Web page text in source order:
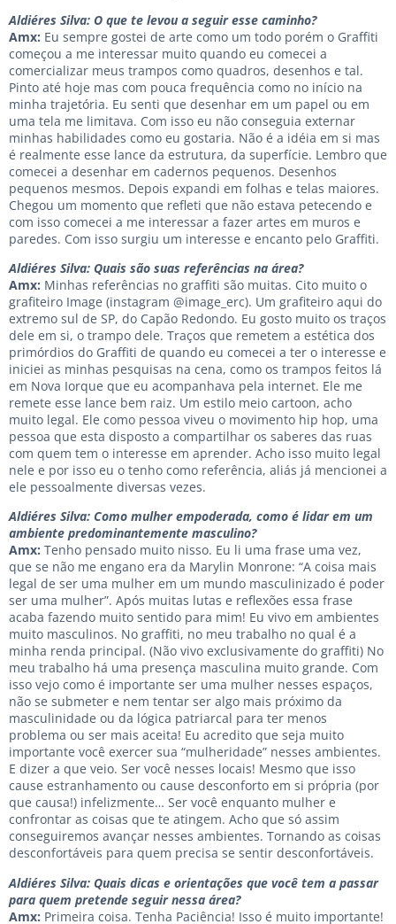
Aldiéres Silva: O que te levou a seguir esse caminho?
Amx: Eu sempre gostei de arte como um todo porém o Graffiti
começou a me interessar muito quando eu comecei a
comercializar meus trampos como quadros, desenhos e tal.
Pinto até hoje mas com pouca frequência como no início na
minha trajetória. Eu senti que desenhar em um papel ou em
uma tela me limitava. Com isso eu não conseguia externar
minhas habilidades como eu gostaria. Não é a idéia em si mas
é realmente esse lance da estrutura, da superfície. Lembro que
comecei a desenhar em cadernos pequenos. Desenhos
pequenos mesmos. Depois expandi em folhas e telas maiores.
Chegou um momento que refleti que não estava petecendo e
com isso comecei a me interessar a fazer artes em muros e
paredes. Com isso surgiu um interesse e encanto pelo Graffiti.
Aldiéres Silva: Quais são suas referências na área?
Amx: Minhas referências no graffiti são muitas. Cito muito o
grafiteiro Image (instagram @image_erc). Um grafiteiro aqui do
extremo sul de SP, do Capão Redondo. Eu gosto muito os traços
dele em si, o trampo dele. Traços que remetem a estética dos
primórdios do Graffiti de quando eu comecei a ter o interesse e
iniciei as minhas pesquisas na cena, como os trampos feitos lá
em Nova Iorque que eu acompanhava pela internet. Ele me
remete esse lance bem raiz. Um estilo meio cartoon, acho
muito legal. Ele como pessoa viveu o movimento hip hop, uma
pessoa que esta disposto a compartilhar os saberes das ruas
com quem tem o interesse em aprender. Acho isso muito legal
nele e por isso eu o tenho como referência, aliás já mencionei a
ele pessoalmente diversas vezes.
Aldiéres Silva: Como mulher empoderada, como é lidar em um
ambiente predominantemente masculino?
Amx: Tenho pensado muito nisso. Eu li uma frase uma vez,
que se não me engano era da Marylin Monrone: “A coisa mais
legal de ser uma mulher em um mundo masculinizado é poder
ser uma mulher”. Após muitas lutas e reflexões essa frase
acaba fazendo muito sentido para mim! Eu vivo em ambientes
muito masculinos. No graffiti, no meu trabalho no qual é a
minha renda principal. (Não vivo exclusivamente do graffiti) No
meu trabalho há uma presença masculina muito grande. Com
isso vejo como é importante ser uma mulher nesses espaços,
não se submeter e nem tentar ser algo mais próximo da
masculinidade ou da lógica patriarcal para ter menos
problema ou ser mais aceita! Eu acredito que seja muito
importante você exercer sua “mulheridade” nesses ambientes.
E dizer a que veio. Ser você nesses locais! Mesmo que isso
cause estranhamento ou cause desconforto em si própria (por
que causa!) infelizmente… Ser você enquanto mulher e
confrontar as coisas que te atingem. Acho que só assim
conseguiremos avançar nesses ambientes. Tornando as coisas
desconfortáveis para quem precisa se sentir desconfortáveis.
Aldiéres Silva: Quais dicas e orientações que você tem a passar
para quem pretende seguir nessa área?
Amx: Primeira coisa. Tenha Paciência! Isso é muito importante!